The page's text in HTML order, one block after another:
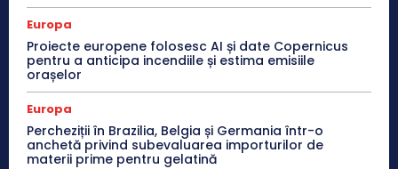
Europa
Proiecte europene folosesc AI și date Copernicus
pentru a anticipa incendiile și estima emisiile
orașelor
Europa
Percheziții în Brazilia, Belgia și Germania într-o
anchetă privind subevaluarea importurilor de
materii prime pentru gelatină